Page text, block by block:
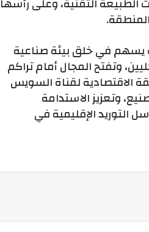
يسهم في خلق بيئة صناعية
وتفتح المجال أمام تراكم
الاقتصادية لقناة السويس
وتعزيز الاستدامة
التوريد الإقليمية في